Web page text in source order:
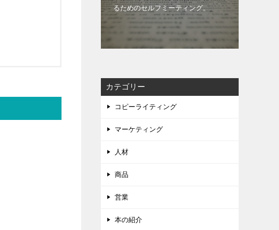
るためのセルフミーティング。
カテゴリー
コピーライティング
マーケティング
人材
商品
営業
本の紹介